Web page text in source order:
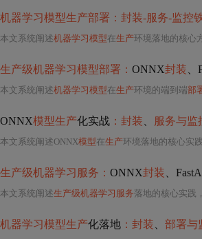
机器学习模型生产部署：封装-服务-监控
本文系统阐述机器学习模型在生产环境落地的核
生产级机器学习模型部署： ONNX封装
本文系统阐述机器学习模型在生产环境的端到端部
ONNX模型生产化实战 ：封装 服务与监
本文系统阐述ONNX模型在生产环境落地的核心实
生产级机器学习服务： ONNX封装 、
本文系统阐述生产级机器学习服务落地的核心实践
机器学习模型生产化落地 ：封装 部署与